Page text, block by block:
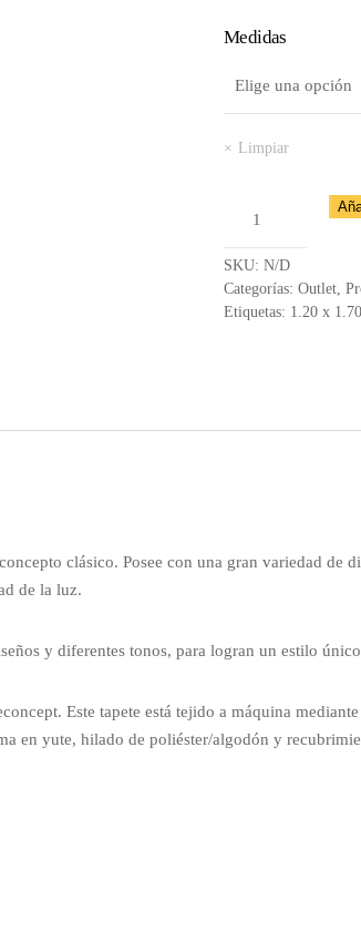
Medidas
Limpiar
4963
–
6R84
SKU: N/D
Categorías: Outlet
Etiquetas: 1.20 x
clásico. Posee con una gran variedad de
de la luz.
y diferentes tonos, para logran un estilo
Este tapete está tejido a máquina
en yute, hilado de poliéster/algodón y